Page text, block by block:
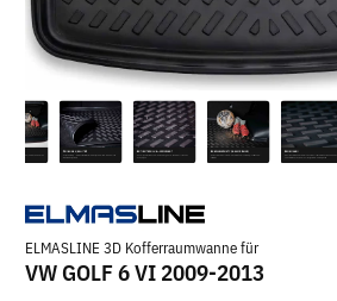
ELMASLINE 3D Kofferraumwanne für
VW GOLF 6 VI 2009-2013